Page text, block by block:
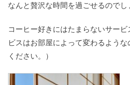
なんと贅沢な時間を過ごせるのでし
コーヒー好きにはたまらないサー
ビスはお部屋によって変わるよう
ください。）